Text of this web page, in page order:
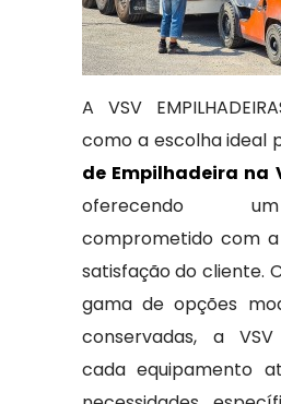
A VSV
como a escolha ideal
de Empilhadeira na
oferecendo
comprometido com
satisfação do cliente.
gama de opções
conservadas, a
cada equipamento